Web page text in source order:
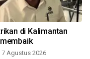
di Kalimantan
7 Agustus 2026